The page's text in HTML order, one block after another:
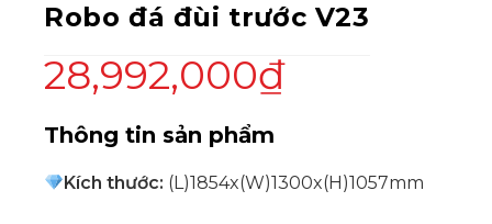
Robo đá đùi trước V23
28,992,000₫
Thông tin sản phẩm
Kích thước: (L)1854x(W)1300x(H)1057mm